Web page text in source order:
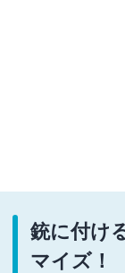
銃に付け
マイズ！